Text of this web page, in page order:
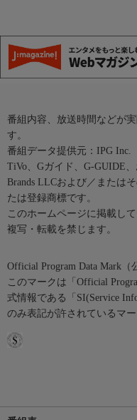
番組内容、放送時間などが
す。
番組データ提供元：IPG Inc.
TiVo、Gガイド、G-GUIDE
Brands LLCおよび／または
たは登録商標です。
このホームページに掲載し
複写・転載を禁じます。
Official Program Data Mark（
このマークは「Official
式情報である「SI(Service
のみ表記が許されているマー